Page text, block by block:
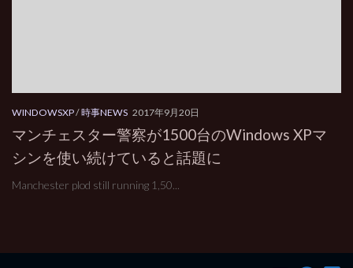
WINDOWSXP/時事NEWS 2017年9月20日
マンチェスター警察が1500台のWindows XPマ
シンを使い続けていると話題に
Manchester plod still running 1,50...